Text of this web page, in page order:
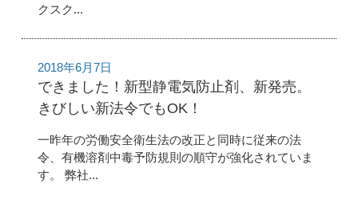
クスク...
2018年6月7日
できました！新型静電気防止剤、新発売。
きびしい新法令でもOK！
一昨年の労働安全衛生法の改正と同時に従来の法
令、有機溶剤中毒予防規則の順守が強化されていま
す。 弊社...